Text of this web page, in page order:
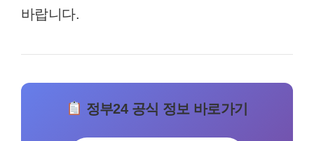
바랍니다.
정부24 공식 정보 바로가기